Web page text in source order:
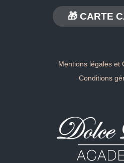
🎁 CARTE
Mentions légales et
Conditions